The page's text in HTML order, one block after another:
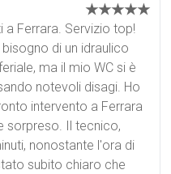
★★★★★
a Ferrara. Servizio top!
di un idraulico
ma il mio WC si è
notevoli disagi. Ho
intervento a Ferrara
sorpreso. Il tecnico,
nonostante l'ora di
subito chiaro che